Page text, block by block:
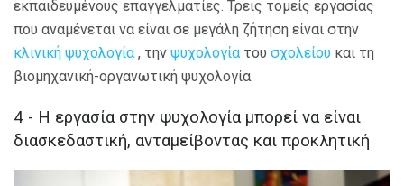
εκπαιδευμένους επαγγελματίες. Τρεις τομείς εργασίας
που αναμένεται να είναι σε μεγάλη ζήτηση είναι στην
κλινική ψυχολογία , την ψυχολογία του σχολείου και τη
βιομηχανική-οργανωτική ψυχολογία.
4 - Η εργασία στην ψυχολογία μπορεί να είναι
διασκεδαστική, ανταμείβοντας και προκλητική